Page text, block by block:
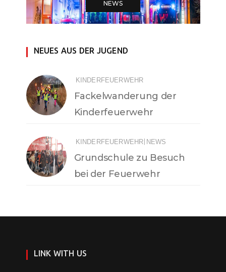
NEWS
NEUES AUS DER JUGEND
KINDERFEUERWEHR
Fackelwanderung der
Kinderfeuerwehr
KINDERFEUERWEHR NEWS
Grundschule zu Besuch
bei der Feuerwehr
LINK WITH US